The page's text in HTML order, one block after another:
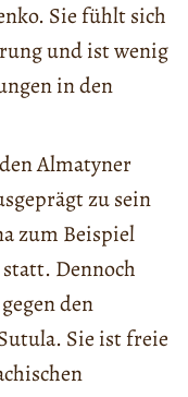
Sie fühlt sich
und ist wenig
in den
Almatyner
zu sein
zum Beispiel
Dennoch
den
Sie ist freie